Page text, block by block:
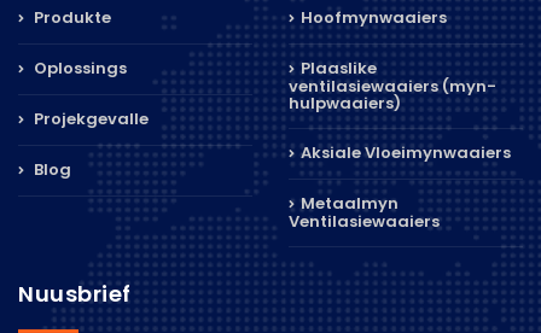
Produkte
Oplossings
Projekgevalle
Blog
Hoofmynwaaiers
Plaaslike
ventilasiewaaiers (myn-
hulpwaaiers)
Aksiale Vloeimynwaaiers
Metaalmyn
Ventilasiewaaiers
Nuusbrief